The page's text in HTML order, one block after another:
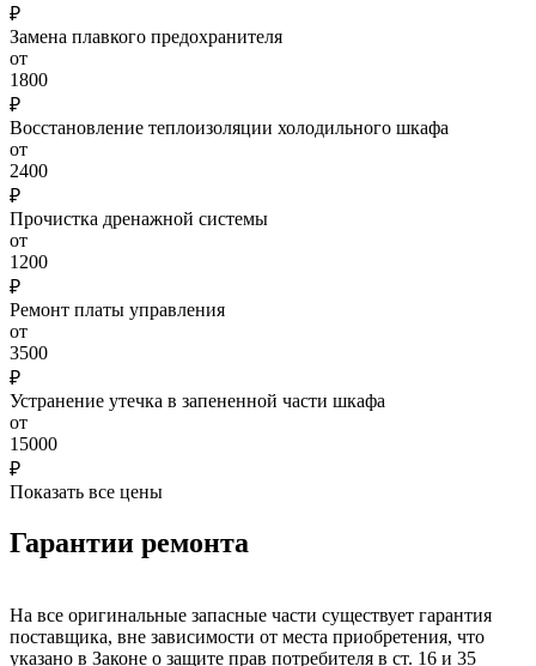
₽
Замена плавкого предохранителя
от
1800
₽
Восстановление теплоизоляции холодильного шкафа
от
2400
₽
Прочистка дренажной системы
от
1200
₽
Ремонт платы управления
от
3500
₽
Устранение утечка в запененной части шкафа
от
15000
₽
Показать все цены
Гарантии ремонта
На все оригинальные запасные части существует гарантия
поставщика, вне зависимости от места приобретения, что
указано в Законе о защите прав потребителя в ст. 16 и 35